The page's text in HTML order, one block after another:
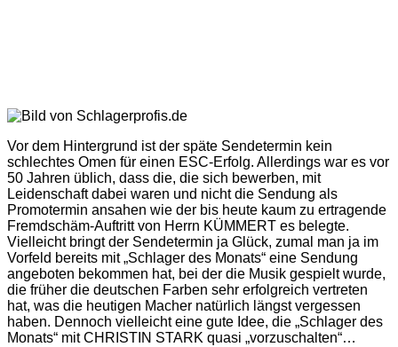
Vor dem Hintergrund ist der späte Sendetermin kein
schlechtes Omen für einen ESC-Erfolg. Allerdings war es vor
50 Jahren üblich, dass die, die sich bewerben, mit
Leidenschaft dabei waren und nicht die Sendung als
Promotermin ansahen wie der bis heute kaum zu ertragende
Fremdschäm-Auftritt von Herrn KÜMMERT es belegte.
Vielleicht bringt der Sendetermin ja Glück, zumal man ja im
Vorfeld bereits mit „Schlager des Monats“ eine Sendung
angeboten bekommen hat, bei der die Musik gespielt wurde,
die früher die deutschen Farben sehr erfolgreich vertreten
hat, was die heutigen Macher natürlich längst vergessen
haben. Dennoch vielleicht eine gute Idee, die „Schlager des
Monats“ mit CHRISTIN STARK quasi „vorzuschalten“…